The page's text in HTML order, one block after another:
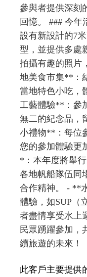
參與者提供深刻
回憶。 ### 今
設有新設計的7
型，並提供多處
拍攝有趣的照片
地美食市集**：
當地特色小吃，
工藝體驗**：參
無二的紀念品，
小禮物**：每位
您的參加體驗更
*：本年度將舉
各地帆船隊伍同
合作精神。 - **
體驗，如SUP（
者盡情享受水上
民眾踴躍參加，
續旅遊的未來！
此客戶主要提供